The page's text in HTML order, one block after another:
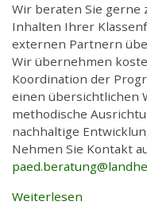
Wir beraten Sie gerne
Inhalten Ihrer
externen Partnern
Wir übernehmen
Koordination der
einen übersichtlichen
methodische
nachhaltige
Nehmen Sie Kontakt
paed.beratung@
Weiterlesen